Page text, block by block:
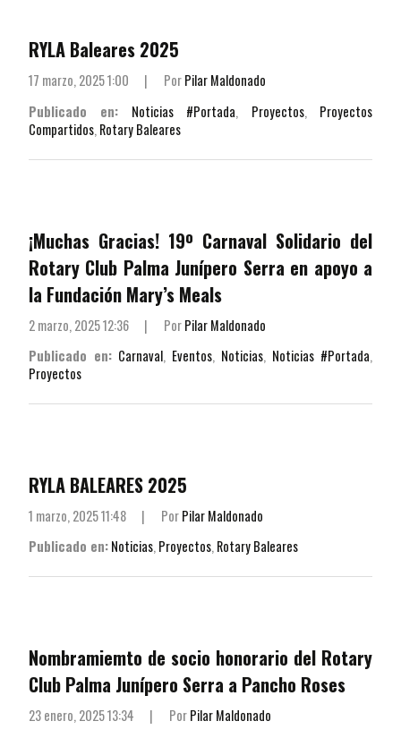
RYLA Baleares 2025
17 marzo, 2025 1:00 | PorPilar Maldonado
Publicado en:
Noticias #Portada, Proyectos, Proyectos
Compartidos, Rotary Baleares
¡Muchas Gracias! 19º Carnaval Solidario del
Rotary Club Palma Junípero Serra en apoyo a
la Fundación Mary’s Meals
2 marzo, 2025 12:36 | PorPilar Maldonado
Publicado en: Carnaval, Eventos, Noticias, Noticias #Portada,
Proyectos
RYLA BALEARES 2025
1 marzo, 2025 11:48 | PorPilar Maldonado
Publicado en:Noticias, Proyectos, Rotary Baleares
Nombramiemto de socio honorario del Rotary
Club Palma Junípero Serra a Pancho Roses
23 enero, 2025 13:34 | PorPilar Maldonado